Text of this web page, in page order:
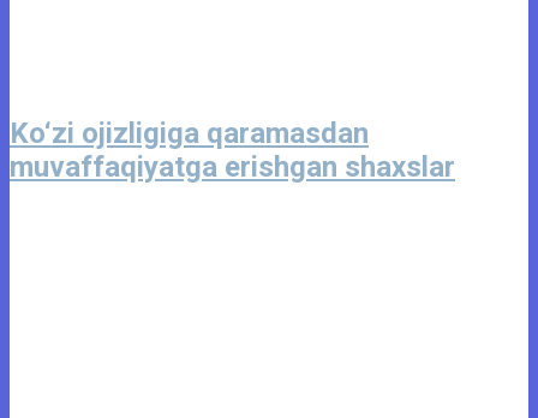
Ko‘zi ojizligiga qaramasdan
muvaffaqiyatga erishgan shaxslar